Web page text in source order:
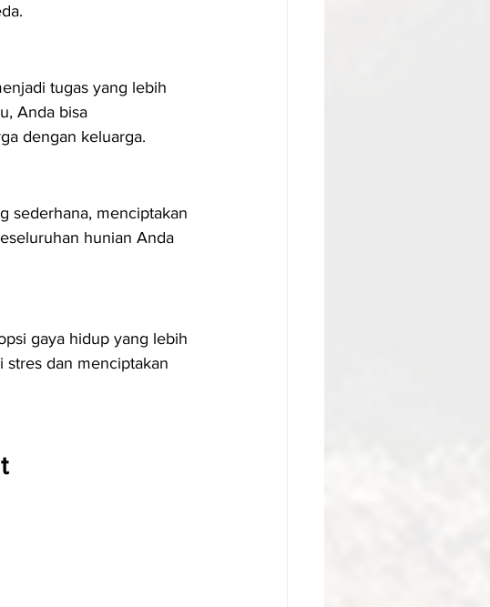
tugas yang lebih
Anda bisa
dengan keluarga.
sederhana, menciptakan
hunian Anda
gaya hidup yang lebih
stres dan menciptakan